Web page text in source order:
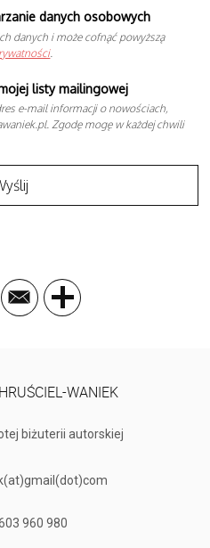
danych osobowych
danych i może cofnąć powyższą
.
listy mailingowej
e-mail informacji o nowościach,
Zgodę mogę w każdej chwili
WANIEK
biżuterii autorskiej
960 980